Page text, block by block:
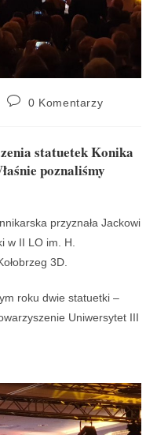
0 Komentarzy
statuetek Konika
poznaliśmy
przyznała Jackowi
w II LO im. H.
3D.
roku dwie statuetki –
Uniwersytet III